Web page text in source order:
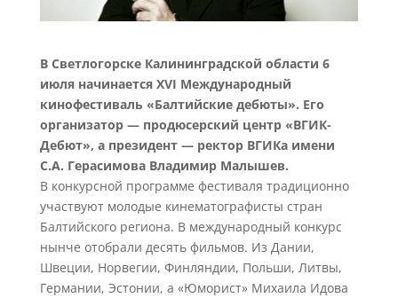
В Светлогорске Калининградской области 6
июля начинается XVI Международный
кинофестиваль «Балтийские дебюты». Его
организатор — продюсерский центр «ВГИК-
Дебют», а президент — ректор ВГИКа имени
С.А. Герасимова Владимир Малышев.
В конкурсной программе фестиваля традиционно
участвуют молодые кинематографисты стран
Балтийского региона. В международный конкурс
нынче отобрали десять фильмов. Из Дании,
Швеции, Норвегии, Финляндии, Польши, Литвы,
Германии, Эстонии, а «Юморист» Михаила Идова